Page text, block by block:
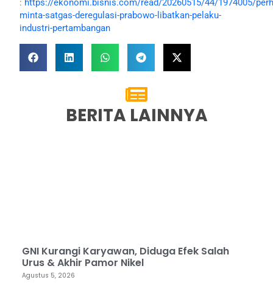
: https://ekonomi.bisnis.com/read/20260515/44/1974005/
minta-satgas-deregulasi-prabowo-libatkan-pelaku-
industri-pertambangan
BERITA LAINNYA
GNI Kurangi Karyawan, Diduga Efek Salah
Urus & Akhir Pamor Nikel
Agustus 5, 2026